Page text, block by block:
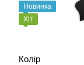
Новинка
Хіт
Колір